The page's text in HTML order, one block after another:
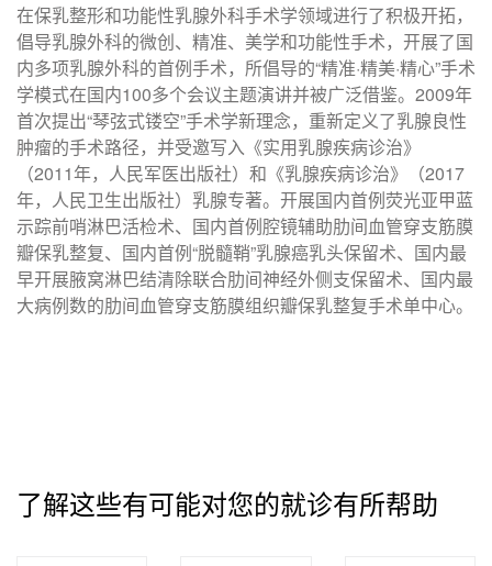
在保乳整形和功能性乳腺外科手术学领域进行了积极开拓，
倡导乳腺外科的微创、精准、美学和功能性手术，开展了国
内多项乳腺外科的首例手术，所倡导的“精准·精美·精心”手术
学模式在国内100多个会议主题演讲并被广泛借鉴。2009年
首次提出“琴弦式镂空”手术学新理念，重新定义了乳腺良性
肿瘤的手术路径，并受邀写入《实用乳腺疾病诊治》
（2011年，人民军医出版社）和《乳腺疾病诊治》（2017
年，人民卫生出版社）乳腺专著。开展国内首例荧光亚甲蓝
示踪前哨淋巴活检术、国内首例腔镜辅助肋间血管穿支筋膜
瓣保乳整复、国内首例“脱髓鞘”乳腺癌乳头保留术、国内最
早开展腋窝淋巴结清除联合肋间神经外侧支保留术、国内最
大病例数的肋间血管穿支筋膜组织瓣保乳整复手术单中心。
了解这些有可能对您的就诊有所帮助